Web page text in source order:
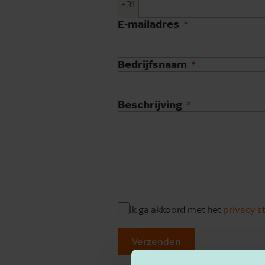
+31
E-mailadres
Bedrijfsnaam
Beschrijving
Ik ga akkoord met het privacy
Verzenden